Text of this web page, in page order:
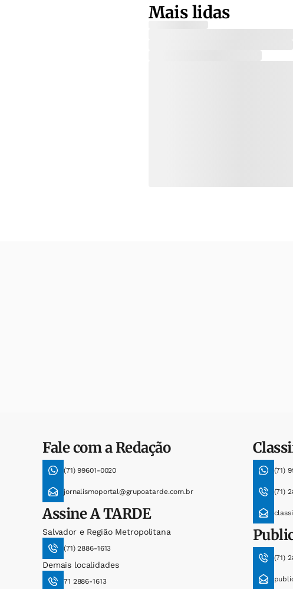
Mais lidas
Fale com a Redação
(71) 99601-0020
jornalismoportal@grupoatarde.com.br
AssineA TARDE
Salvador e Região Metropolitana
(71) 2886-1613
Demais localidades
71 2886-1613
(71)
(71)
(71)